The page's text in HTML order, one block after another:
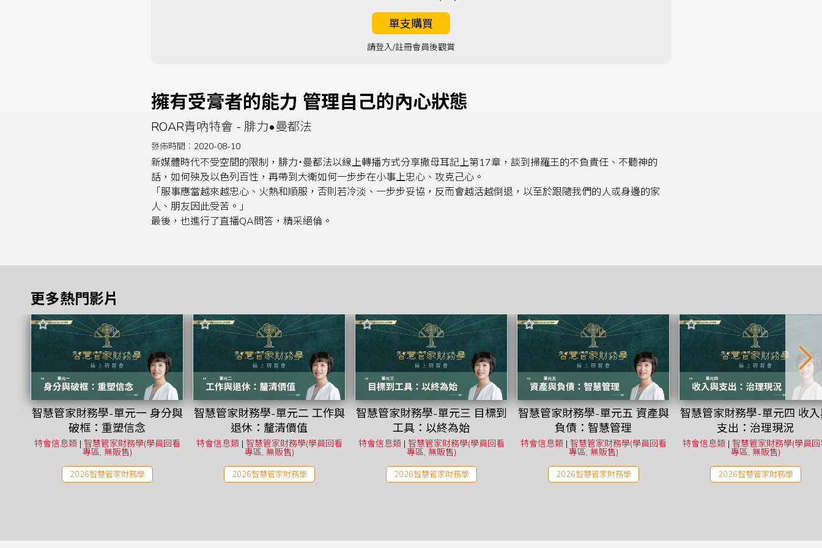
單支購買
請登入/註冊會員後觀賞
擁有受膏者的能力 管理自己的內心狀態
ROAR青吶特會 - 腓力•曼都法
發佈時間：2020-08-10
新媒體時代不受空間的限制，腓力˙曼都法以線上轉播方式分享撒母耳記上第17章，談到掃羅王的不負責任、不聽神的
話，如何殃及以色列百性，再帶到大衛如何一步步在小事上忠心、攻克己心。
「服事應當越來越忠心、火熱和順服，否則若冷淡、一步步妥協，反而會越活越倒退，以至於跟隨我們的人或身邊的家
人、朋友因此受苦。」
最後，也進行了直播QA問答，精采絕倫。
更多熱門影片
智慧管家財務學-單元一 身分與
破框：重塑信念
特會信息類 | 智慧管家財務學(學員回看
專區, 無販售)
2026智慧管家財務學
智慧管家財務學-單元二 工作與
退休：釐清價值
特會信息類 | 智慧管家財務學(學員回看
專區, 無販售)
2026智慧管家財務學
智慧管家財務學-單元三 目標到
工具：以終為始
特會信息類 | 智慧管家財務學(學員回看
專區, 無販售)
2026智慧管家財務學
智慧管家財務學-單元五 資產與
負債：智慧管理
特會信息類 | 智慧管家財務學(學員回看
專區, 無販售)
2026智慧管家財務學
智慧管家財務學-單元四 收
支出：治理現況
特會信息類 | 智慧管家財務學(學員回
專區, 無販售)
2026智慧管家財務學